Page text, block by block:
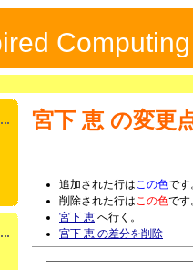
宮下 恵 の変更
追加された行はこの色です
削除された行はこの色です
宮下 恵 へ行く。
宮下 恵 の差分を削除